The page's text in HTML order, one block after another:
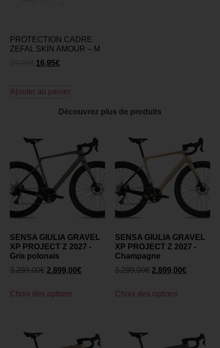
PROTECTION CADRE
ZEFAL SKIN AMOUR – M
16,95€
Ajouter au panier
Découvrez plus de produits
SENSA GIULIA GRAVEL
XP PROJECT Z 2027 -
Gris polonais
3.299,00€ 2.899,00€
Choix des options
SENSA GIULIA GRAVEL
XP PROJECT Z 2027 -
Champagne
3.299,00€ 2.899,00€
Choix des options